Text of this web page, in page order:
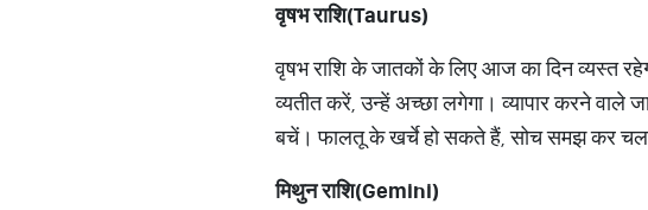
वृषभ राशि(Taurus)
वृषभ राशि के जातकों के लिए आज का दिन व्यस्त
व्यतीत करें, उन्हें अच्छा लगेगा। व्यापार करने वाले
बचें। फालतू के खर्चे हो सकते हैं, सोच समझ कर
मिथुन राशि(Gemini)